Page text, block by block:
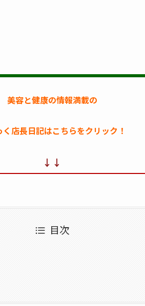
美容と健康の情報満載の
く店長日記はこちらをクリック！
↓↓
目次